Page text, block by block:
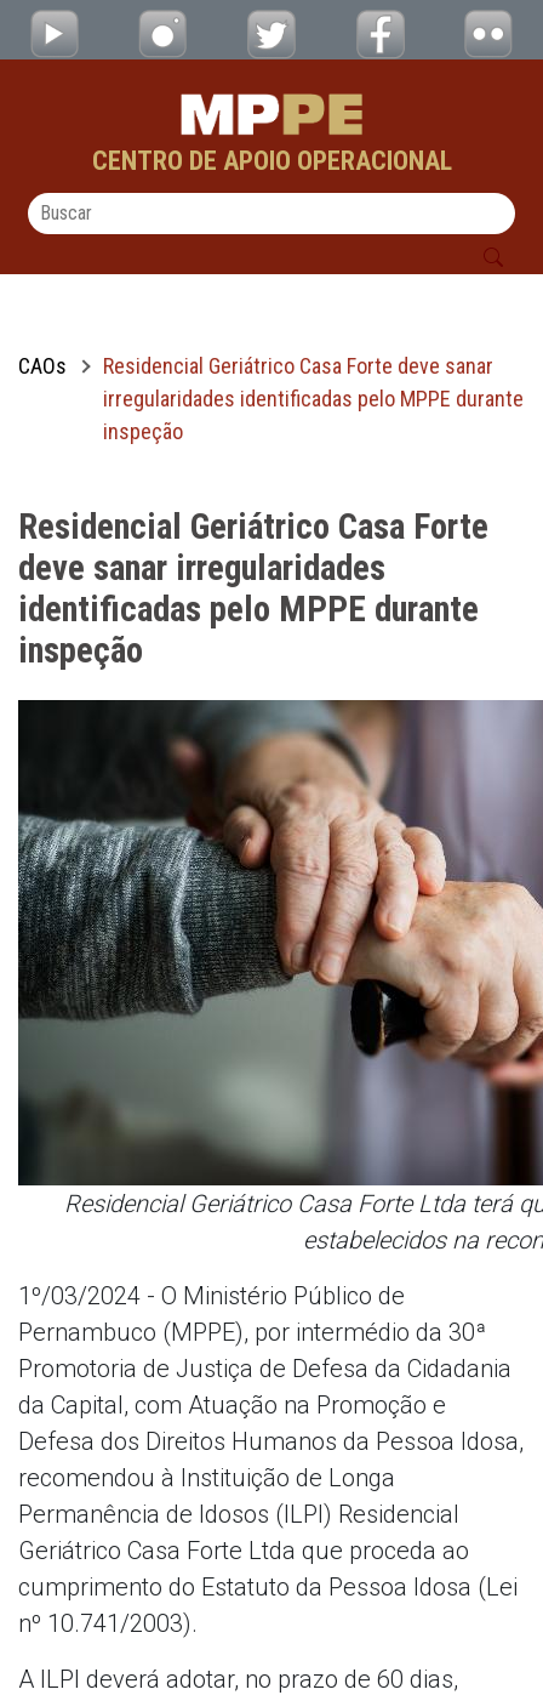
Pular para o Conteúdo principal
Residencial Geriátrico Casa Forte deve
CENTRO DE APOIO OPERACIONAL
CAOs
Residencial Geriátrico Casa Forte deve sanar
irregularidades identificadas pelo MPPE durante
inspeção
Residencial Geriátrico Casa Forte
deve sanar irregularidades
identificadas pelo MPPE durante
inspeção
Residencial Geriátrico Casa Forte Ltda terá
estabelecidos na
1º/03/2024 - O Ministério Público de
Pernambuco (MPPE), por intermédio da 30ª
Promotoria de Justiça de Defesa da Cidadania
da Capital, com Atuação na Promoção e
Defesa dos Direitos Humanos da Pessoa Idosa,
recomendou à Instituição de Longa
Permanência de Idosos (ILPI) Residencial
Geriátrico Casa Forte Ltda que proceda ao
cumprimento do Estatuto da Pessoa Idosa (Lei
nº 10.741/2003).
A ILPI deverá adotar, no prazo de 60 dias,